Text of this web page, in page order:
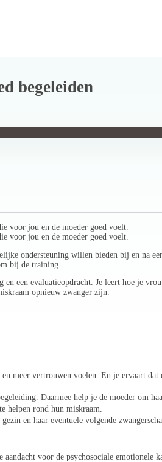
begeleiden
voor jou en de moeder goed voelt.
voor jou en de moeder goed voelt.
ondersteuning willen bieden bij en na
bij de training.
een evaluatieopdracht. Je leert hoe je
opnieuw zwanger zijn.
meer vertrouwen voelen. En je ervaart
Daarmee help je de moeder om
helpen rond hun miskraam.
en haar eventuele volgende
voor de psychosociale emotionele